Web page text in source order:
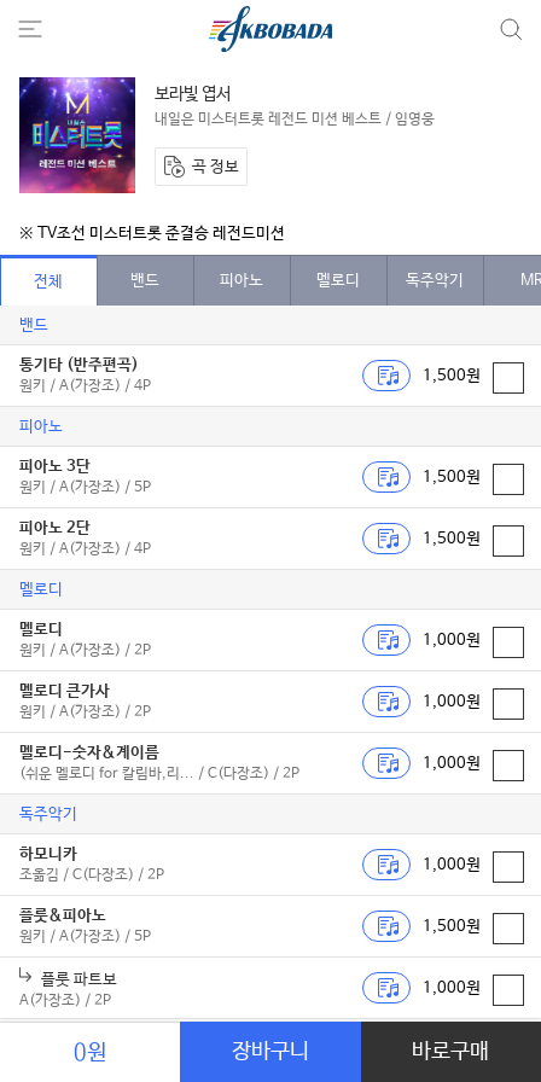
보라빛 엽서
내일은 미스터트롯 레전드 미션 베스트 / 임영웅
곡 정보
※ TV조선 미스터트롯 준결승 레전드미션
전체 밴드 피아노 멜로디 독주악기
밴드
통기타 (반주편곡)
원키 / A(가장조) / 4P
1,500원
피아노
피아노 3단
원키 / A(가장조) / 5P
1,500원
피아노 2단
원키 / A(가장조) / 4P
1,500원
멜로디
멜로디
원키 / A(가장조) / 2P
1,000원
멜로디 큰가사
원키 / A(가장조) / 2P
1,000원
멜로디-숫자&계이름
(쉬운 멜로디 for 칼림바,리... / C(다장조) / 2P
1,000원
독주악기
하모니카
조옮김 / C(다장조) / 2P
1,000원
플룻&피아노
원키 / A(가장조) / 5P
1,500원
플룻 파트보
A(가장조) / 2P
1,000원
Bb색소폰&피아노
원키 / A(가장조) / 5P
1,500원
0원 장바구니 바로구매